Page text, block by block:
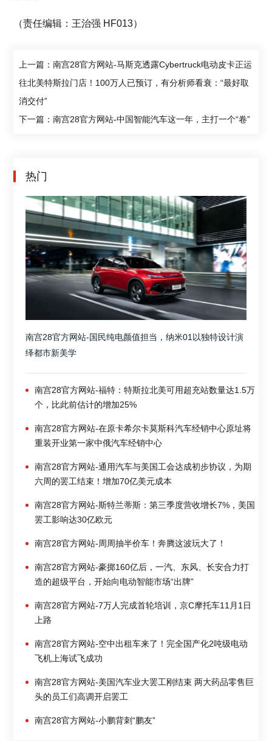
（责任编辑：王治强 HF013）
上一篇：南宫28官方网站-马斯克透露Cybertruck电动皮卡正运
往北美特斯拉门店！100万人已预订，有分析师看衰：“最好取
消交付”
下一篇：南宫28官方网站-中国智能汽车这一年，主打一个“卷”
热门
南宫28官方网站-国民纯电颜值担当，纳米01以独特设计演
绎都市新美学
南宫28官方网站-福特：特斯拉北美可用超充站数量达1.5万
个，比此前估计的增加25%
南宫28官方网站-在原卡希尔卡莫斯科汽车经销中心原址将
重装开业第一家中俄汽车经销中心
南宫28官方网站-通用汽车与美国工会达成初步协议，为期
六周的罢工结束！增加70亿美元成本
南宫28官方网站-斯特兰蒂斯：第三季度营收增长7%，美国
罢工影响达30亿欧元
南宫28官方网站-周周抽半价车！奔腾这波玩大了！
南宫28官方网站-豪掷160亿后，一汽、东风、长安合力打
造的超级平台，开始向电动智能市场“出牌”
南宫28官方网站-7万人完成首轮培训，京C摩托车11月1日
上路
南宫28官方网站-空中出租车来了！完全国产化2吨级电动
飞机上海试飞成功
南宫28官方网站-美国汽车业大罢工刚结束 两大药品零售巨
头的员工们高调开启罢工
南宫28官方网站-小鹏背刺“鹏友”